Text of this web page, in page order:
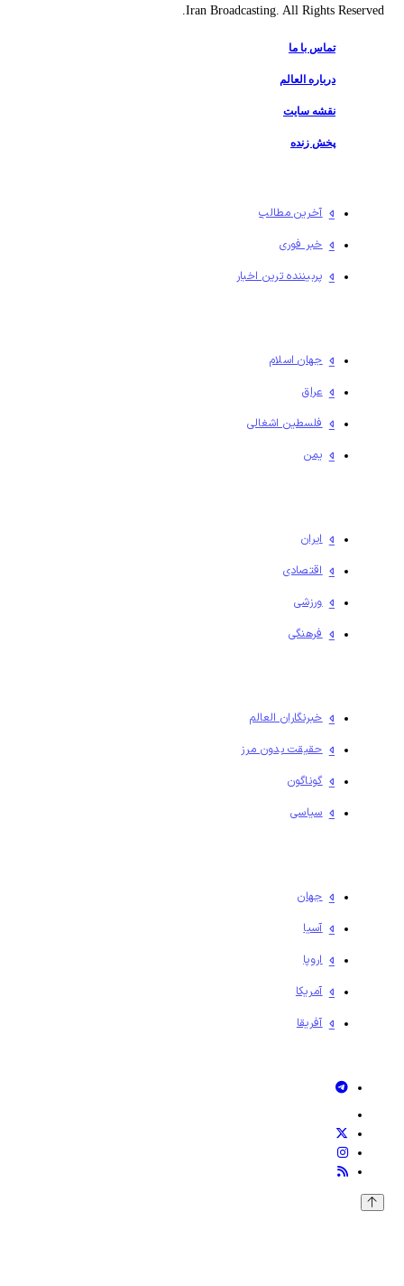
Iran Broadcasting. All Rights Reserved.
تماس با ما
درباره العالم
نقشه سایت
پخش زنده
آخرین مطالب
خبر فوری
پربیننده ترین اخبار
جهان اسلام
عراق
فلسطين اشغالی
یمن
ایران
اقتصادی
ورزشی
فرهنگی
خبرنگاران العالم
حقیقت بدون مرز
گوناگون
سیاسی
جهان
آسیا
اروپا
آمریکا
آفریقا